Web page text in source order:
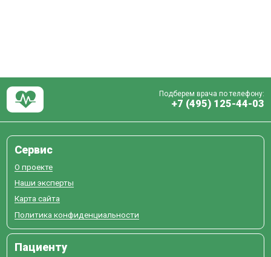
Подберем врача по телефону:
+7 (495) 125-44-03
Сервис
О проекте
Наши эксперты
Карта сайта
Политика конфиденциальности
Пациенту